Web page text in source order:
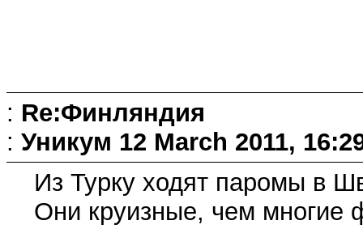
: Re:Финляндия
: Уникум 12 March 2011,
Из Турку ходят паромы в
Они круизные, чем многие